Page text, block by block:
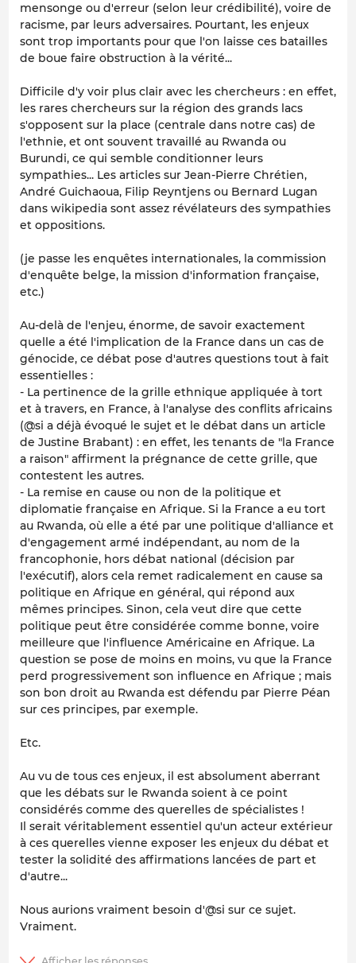
mensonge ou d'erreur (selon leur crédibilité), voire de
racisme, par leurs adversaires. Pourtant, les enjeux
sont trop importants pour que l'on laisse ces batailles
de boue faire obstruction à la vérité...
Difficile d'y voir plus clair avec les chercheurs : en effet,
les rares chercheurs sur la région des grands lacs
s'opposent sur la place (centrale dans notre cas) de
l'ethnie, et ont souvent travaillé au Rwanda ou
Burundi, ce qui semble conditionner leurs
sympathies... Les articles sur Jean-Pierre Chrétien,
André Guichaoua, Filip Reyntjens ou Bernard Lugan
dans wikipedia sont assez révélateurs des sympathies
et oppositions.
(je passe les enquêtes internationales, la commission
d'enquête belge, la mission d'information française,
etc.)
Au-delà de l'enjeu, énorme, de savoir exactement
quelle a été l'implication de la France dans un cas de
génocide, ce débat pose d'autres questions tout à fait
essentielles :
- La pertinence de la grille ethnique appliquée à tort
et à travers, en France, à l'analyse des conflits africains
(@si a déjà évoqué le sujet et le débat dans un article
de Justine Brabant) : en effet, les tenants de "la France
a raison" affirment la prégnance de cette grille, que
contestent les autres.
- La remise en cause ou non de la politique et
diplomatie française en Afrique. Si la France a eu tort
au Rwanda, où elle a été par une politique d'alliance et
d'engagement armé indépendant, au nom de la
francophonie, hors débat national (décision par
l'exécutif), alors cela remet radicalement en cause sa
politique en Afrique en général, qui répond aux
mêmes principes. Sinon, cela veut dire que cette
politique peut être considérée comme bonne, voire
meilleure que l'influence Américaine en Afrique. La
question se pose de moins en moins, vu que la France
perd progressivement son influence en Afrique ; mais
son bon droit au Rwanda est défendu par Pierre Péan
sur ces principes, par exemple.
Etc.
Au vu de tous ces enjeux, il est absolument aberrant
que les débats sur le Rwanda soient à ce point
considérés comme des querelles de spécialistes !
Il serait véritablement essentiel qu'un acteur extérieur
à ces querelles vienne exposer les enjeux du débat et
tester la solidité des affirmations lancées de part et
d'autre...
Nous aurions vraiment besoin d'@si sur ce sujet.
Vraiment.